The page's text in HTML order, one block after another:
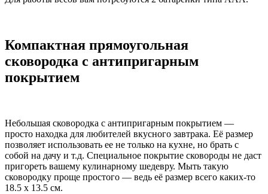
Компактная прямоугольная
сковородка с антипригарным
покрытием
Небольшая сковородка с антипригарным покрытием —
просто находка для любителей вкусного завтрака. Её размер
позволяет использовать ее не только на кухне, но брать с
собой на дачу и т.д. Специальное покрытие сковороды не даст
пригореть вашему кулинарному шедевру. Мыть такую
сковородку проще простого — ведь её размер всего каких-то
18.5 х 13.5 см.